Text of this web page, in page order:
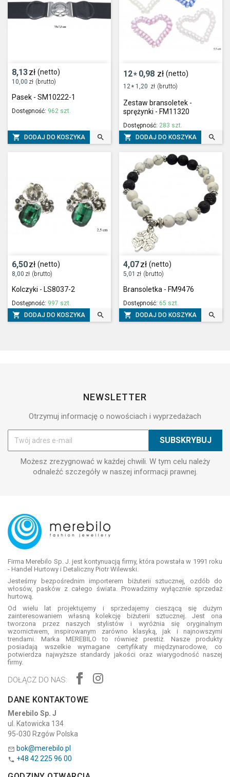
8,13zł (netto)
10,00 zł (brutto)
Pasek - SM10222-1
Dostępność: 962 szt.
 DODAJ DO KOSZYKA 
12* 0,98 zł (netto)
12 * 1,20 zł (brutto)
Zestaw bransoletek -
sprężynki - FM11320
Dostępność: 283 szt.
 DODAJ DO KOSZYKA 
6,50zł (netto)
8,00 zł (brutto)
Kolczyki - LS8037-2
Dostępność: 997 szt.
 DODAJ DO KOSZYKA 
4,07zł (netto)
5,01 zł (brutto)
Bransoletka - FM9476
Dostępność: 65 szt.
 DODAJ DO KOSZYKA 
NEWSLETTER
Otrzymuj informację o nowościach i wyprzedażach
Możesz zrezygnować w każdej chwili. W tym celu należy
odnaleźć szczegóły w naszej informacji prawnej.
Firma Merebilo Sp. J. jest kontynuacją firmy, która powstała w 1991 roku
- Handel Hurtowy i Detaliczny Piotr Wilewski.
Jesteśmy bezpośrednim importerem biżuterii sztucznej, ozdób do
włosów, pasków z całego świata. Prowadzimy wyłącznie sprzedaż
hurtową.
Od wielu lat projektujemy i sprzedajemy cieszącą się dużym
zainteresowaniem własną kolekcję biżuterii sztucznej. Jest ona
tworzona przez naszych stylistów i wyróżnia się oryginalnym
wzornictwem, inspirowanym zarówno klasyką, jak i najnowszymi
trendami. Marka MEREBILO to również prestiż. Nasze produkty
posiadają wszelkie wymagane certyfikaty międzynarodowe, co
potwierdza najwyższe standardy jakości oraz wiarygodność naszej
firmy.
DOŁĄCZ DO NAS:
DANE KONTAKTOWE
Merebilo Sp. J
ul. Katowicka 134
95-030 Rzgów Polska
 bok@merebilo.pl
 +48 42 225 96 00